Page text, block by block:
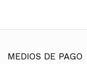
MEDIOS DE PAGO